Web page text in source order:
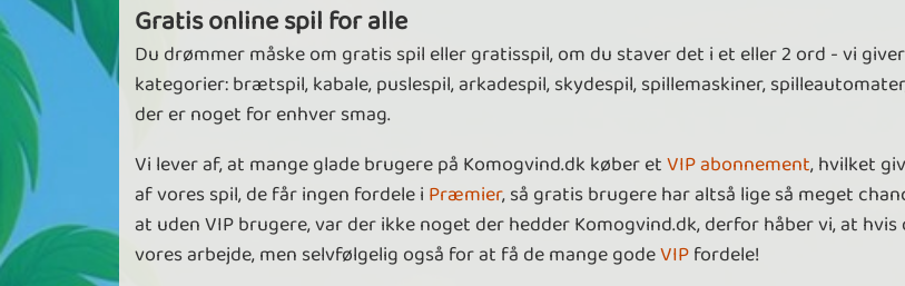
Gratis online spil for alle
Du drømmer måske om gratis spil eller gratisspil, om du staver det i et eller 2 ord - vi
kategorier: brætspil, kabale, puslespil, arkadespil, skydespil, spillemaskiner,
der er noget for enhver smag.
Vi lever af, at mange glade brugere på Komogvind.dk køber etVIP abonnement, hvilket
af vores spil, de får ingen fordele i Præmier, så gratis brugere har altså lige så meget
at uden VIP brugere, var der ikke noget der hedder Komogvind.dk, derfor håber vi, at
vores arbejde, men selvfølgelig også for at få de mange godeVIPfordele!